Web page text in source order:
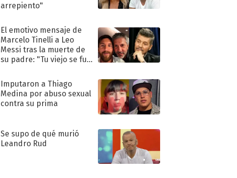
arrepiento"
El emotivo mensaje de
Marcelo Tinelli a Leo
Messi tras la muerte de
su padre: "Tu viejo se fue
Imputaron a Thiago
Medina por abuso sexual
contra su prima
Se supo de qué murió
Leandro Rud